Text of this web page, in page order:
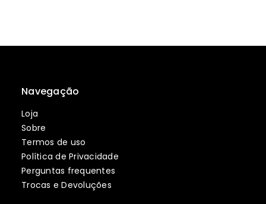
Navegação
Loja
Sobre
Termos de uso
Política de Privacidade
Perguntas frequentes
Trocas e Devoluções